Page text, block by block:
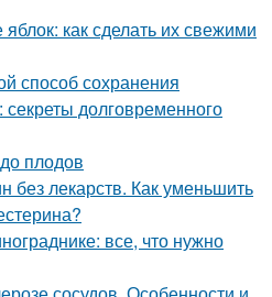
как сделать их свежими
способ сохранения
долговременного
плодов
без лекарств. Как уменьшить
все, что нужно